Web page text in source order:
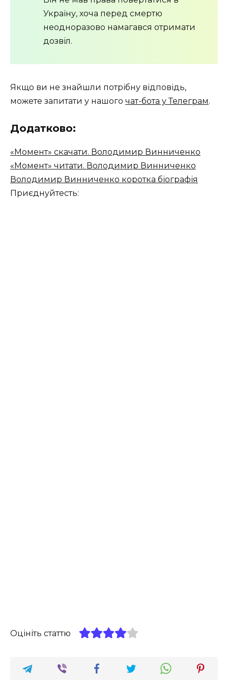
Україну, хоча перед смертю
неодноразово намагався отримати
дозвіл.
Якщо ви не знайшли потрібну відповідь,
можете запитати у нашого чат-бота у Телеграм.
Додатково:
«Момент» скачати. Володимир Винниченко
«Момент» читати. Володимир Винниченко
Володимир Винниченко коротка біографія
Приєднуйтесть:
Оцініть статтю